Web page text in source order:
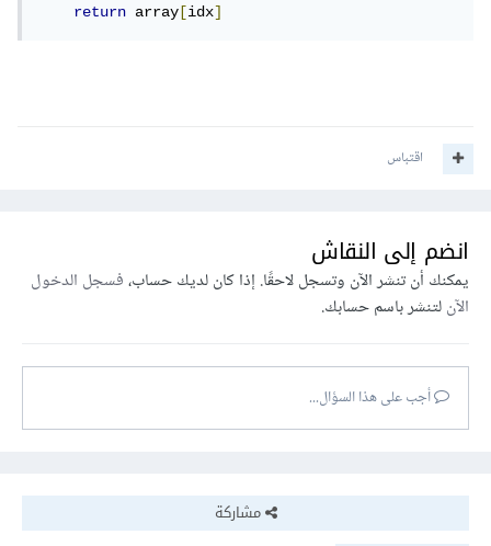
return array [idx]
اقتباس
انضم إلى النقاش
يمكنك أن تنشر الآن وتسجل لاحقًا. إذا كان لديك حساب،فسجل الدخول
الآنلتنشر باسم حسابك.
أجب على هذا السؤال...
مشاركة